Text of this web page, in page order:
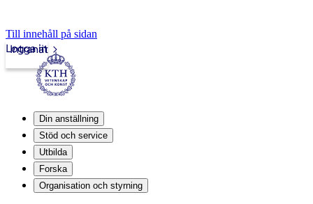
Till innehåll på sidan
Intranät
Logga in
Din anställning
Stöd och service
Utbilda
Forska
Organisation och styrning